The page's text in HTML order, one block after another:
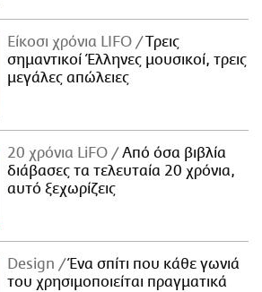
Είκοσι χρόνια LIFO
Tρεις
σημαντικοί Έλληνες μουσικοί, τρεις
μεγάλες απώλειες
20 χρόνια LiFO
Από όσα βιβλία
διάβασες τα τελευταία 20 χρόνια,
αυτό ξεχωρίζεις
Design
Ένα σπίτι που κάθε γωνιά
του χρησιμοποιείται πραγματικά